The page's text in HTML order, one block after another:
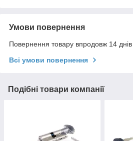
Умови повернення
Повернення товару впродовж 14
Всі умови повернення
Подібні товари компанії